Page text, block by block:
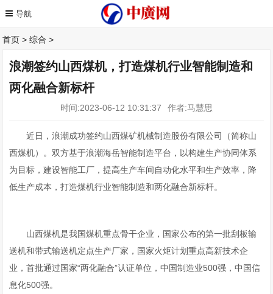
首页 >综合 >
浪潮签约山西煤机，打造煤机行业智能制造和
两化融合新标杆
时间:2023-06-12 10:31:37 作者:马慧思
近日，浪潮成功签约山西煤矿机械制造股份有限公司（简称山
西煤机）。双方基于浪潮海岳智能制造平台，以构建生产协同体系
为目标，建设智能工厂，提高生产车间自动化水平和生产效率，降
低生产成本，打造煤机行业智能制造和两化融合新标杆。
山西煤机是我国煤机重点骨干企业，国家公布的第一批刮板输
送机和带式输送机定点生产厂家，国家火炬计划重点高新技术企
业，首批通过国家“两化融合”认证单位，中国制造业500强，中国信
息化500强。